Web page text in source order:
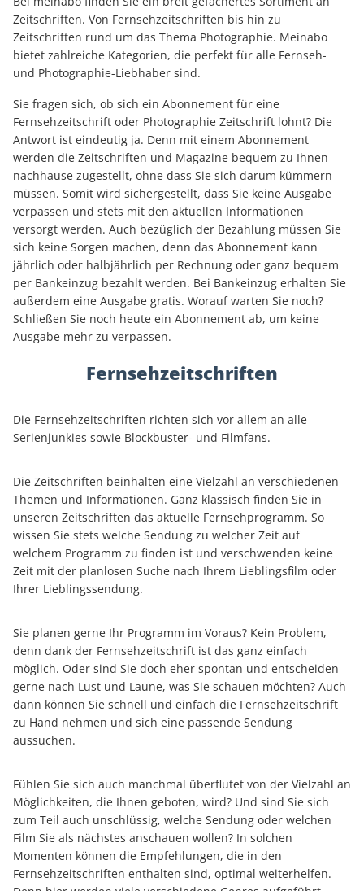
Zeitschriften. Von Fernsehzeitschriften bis hin zu
Zeitschriften rund um das Thema Photographie. Meinabo
bietet zahlreiche Kategorien, die perfekt für alle Fernseh-
und Photographie-Liebhaber sind.
Sie fragen sich, ob sich ein Abonnement für eine
Fernsehzeitschrift oder Photographie Zeitschrift lohnt? Die
Antwort ist eindeutig ja. Denn mit einem Abonnement
werden die Zeitschriften und Magazine bequem zu Ihnen
nachhause zugestellt, ohne dass Sie sich darum kümmern
müssen. Somit wird sichergestellt, dass Sie keine Ausgabe
verpassen und stets mit den aktuellen Informationen
versorgt werden. Auch bezüglich der Bezahlung müssen Sie
sich keine Sorgen machen, denn das Abonnement kann
jährlich oder halbjährlich per Rechnung oder ganz bequem
per Bankeinzug bezahlt werden. Bei Bankeinzug erhalten Sie
außerdem eine Ausgabe gratis. Worauf warten Sie noch?
Schließen Sie noch heute ein Abonnement ab, um keine
Ausgabe mehr zu verpassen.
Fernsehzeitschriften
Die Fernsehzeitschriften richten sich vor allem an alle
Serienjunkies sowie Blockbuster- und Filmfans.
Die Zeitschriften beinhalten eine Vielzahl an verschiedenen
Themen und Informationen. Ganz klassisch finden Sie in
unseren Zeitschriften das aktuelle Fernsehprogramm. So
wissen Sie stets welche Sendung zu welcher Zeit auf
welchem Programm zu finden ist und verschwenden keine
Zeit mit der planlosen Suche nach Ihrem Lieblingsfilm oder
Ihrer Lieblingssendung.
Sie planen gerne Ihr Programm im Voraus? Kein Problem,
denn dank der Fernsehzeitschrift ist das ganz einfach
möglich. Oder sind Sie doch eher spontan und entscheiden
gerne nach Lust und Laune, was Sie schauen möchten? Auch
dann können Sie schnell und einfach die Fernsehzeitschrift
zu Hand nehmen und sich eine passende Sendung
aussuchen.
Fühlen Sie sich auch manchmal überflutet von der Vielzahl an
Möglichkeiten, die Ihnen geboten, wird? Und sind Sie sich
zum Teil auch unschlüssig, welche Sendung oder welchen
Film Sie als nächstes anschauen wollen? In solchen
Momenten können die Empfehlungen, die in den
Fernsehzeitschriften enthalten sind, optimal weiterhelfen.